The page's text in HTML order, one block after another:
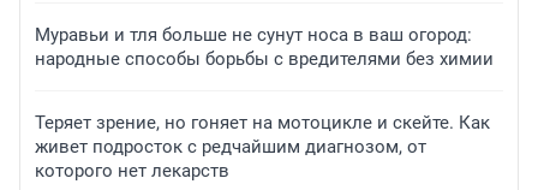
Муравьи и тля больше не сунут носа в ваш огород:
народные способы борьбы с вредителями без химии
Теряет зрение, но гоняет на мотоцикле и скейте. Как
живет подросток с редчайшим диагнозом, от
которого нет лекарств